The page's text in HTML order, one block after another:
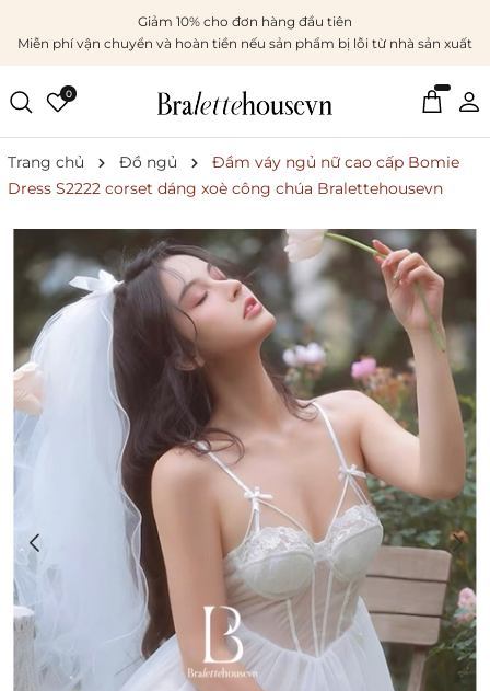
Giảm 10% cho đơn hàng đầu tiên
Miễn phí vận chuyển và hoàn tiền nếu sản phẩm bị lỗi từ nhà sản xuất
0
Trang chủ Đồ ngủ
Đầm váy ngủ nữ cao cấp Bomie
Dress S2222 corset dáng xoè công chúa Bralettehousevn